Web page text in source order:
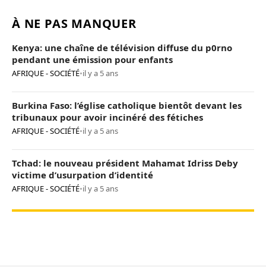
À NE PAS MANQUER
Kenya: une chaîne de télévision diffuse du p0rno
pendant une émission pour enfants
AFRIQUE - SOCIÉTÉ•il y a 5 ans
Burkina Faso: l’église catholique bientôt devant les
tribunaux pour avoir incinéré des fétiches
AFRIQUE - SOCIÉTÉ•il y a 5 ans
Tchad: le nouveau président Mahamat Idriss Deby
victime d’usurpation d’identité
AFRIQUE - SOCIÉTÉ•il y a 5 ans